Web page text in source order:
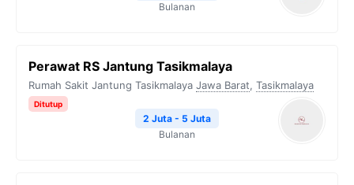
Bulanan
Perawat RS Jantung Tasikmalaya
Rumah Sakit Jantung Tasikmalaya Jawa Barat, Tasikmalaya
Ditutup
2 Juta - 5 Juta
Bulanan